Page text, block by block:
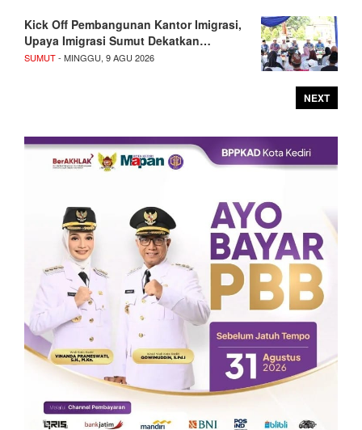
Kick Off Pembangunan Kantor Imigrasi,
Upaya Imigrasi Sumut Dekatkan…
SUMUT- MINGGU, 9 AGU 2026
NEXT